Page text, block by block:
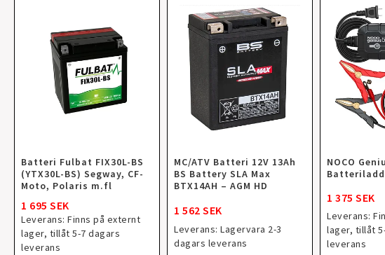
Batteri Fulbat FIX30L-BS
(YTX30L-BS) Segway, CF-
Moto, Polaris m.fl
1 695 SEK
Leverans: Finns på externt
lager, tillåt 5-7 dagars
leverans
MC/ATV Batteri 12V 13Ah
BS Battery SLA Max
BTX14AH – AGM HD
1 562 SEK
Leverans:Lagervara 2-3
dagars leverans
NOCO
1 375 SEK
Leverans:
lager, tillåt
leverans